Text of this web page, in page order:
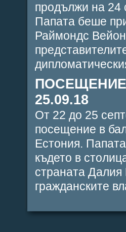
продължи на 24
Папата беше
Раймондс
25.09.18
От 22 до 25
посещение в
Естония.
където в
страната Далия
гражданските